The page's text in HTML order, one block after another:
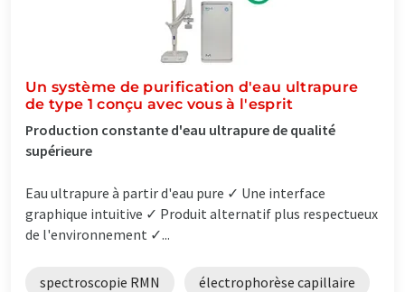
Un système de purification d'eau ultrapure
de type 1 conçu avec vous à l'esprit
Production constante d'eau ultrapure de qualité
supérieure
Eau ultrapure à partir d'eau pure ✓ Une interface
graphique intuitive ✓ Produit alternatif plus respectueux
de l'environnement ✓...
spectroscopie RMN électrophorèse capillaire